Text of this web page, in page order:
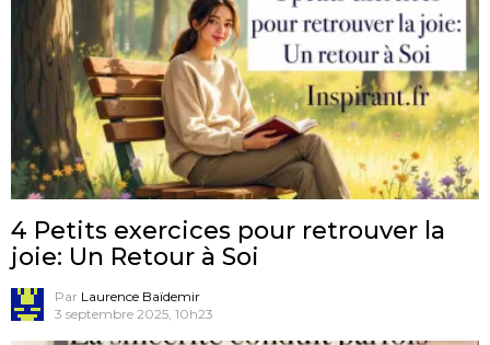
4 Petits exercices pour retrouver la
joie: Un Retour à Soi
Par Laurence Baïdemir
3 septembre 2025, 10h23